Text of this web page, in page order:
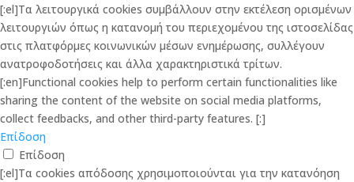
[:el]Τα λειτουργικά cookies συμβάλλουν στην εκτέλεση ορισμένων
λειτουργιών όπως η κατανομή του περιεχομένου της ιστοσελίδας
στις πλατφόρμες κοινωνικών μέσων ενημέρωσης, συλλέγουν
ανατροφοδοτήσεις και άλλα χαρακτηριστικά τρίτων.
[:en]Functional cookies help to perform certain functionalities like
sharing the content of the website on social media platforms,
collect feedbacks, and other third-party features. [:]
Επίδοση
Επίδοση
[:el]Τα cookies απόδοσης χρησιμοποιούνται για την κατανόηση